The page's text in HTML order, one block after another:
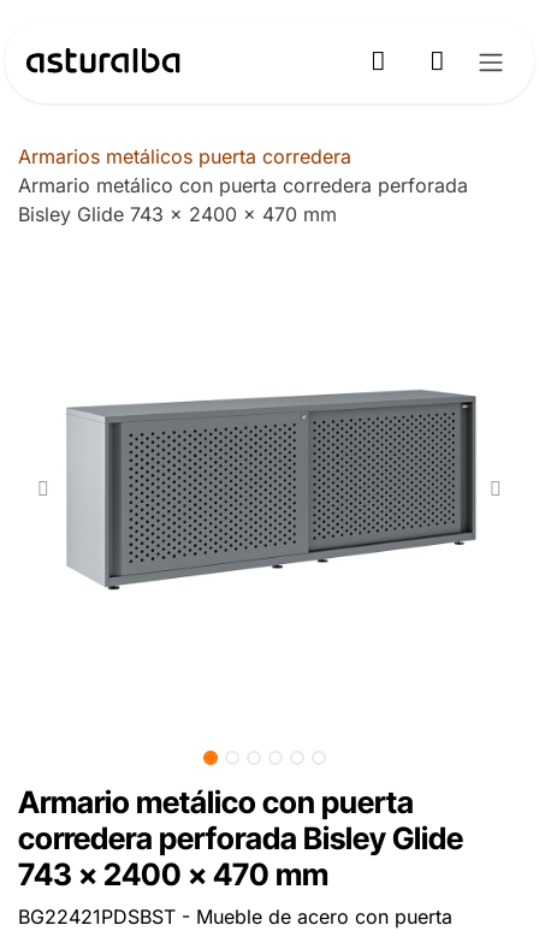
Armarios metálicos puerta corredera
Armario metálico con puerta corredera perforada
Bisley Glide 743 x 2400 x 470 mm
Armario metálico con puerta
corredera perforada Bisley Glide
743 x 2400 x 470 mm
BG22421PDSBST - Mueble de acero con puerta